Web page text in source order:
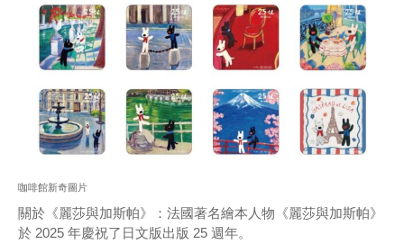
咖啡館新奇圖片
關於《麗莎與加斯帕》：法國著名繪本人物《麗莎與加斯帕》
於 2025 年慶祝了日文版出版 25 週年。